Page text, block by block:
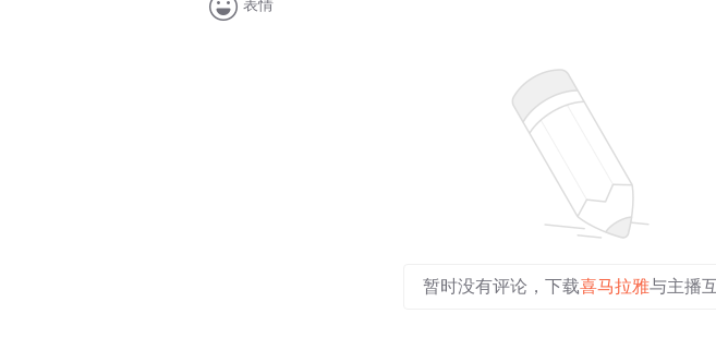
表情
暂时没有评论，下载喜马拉雅与主播